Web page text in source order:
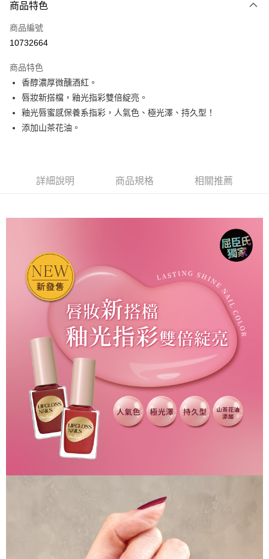
信用卡一次付款
超商取貨付款
Apple Pay
街口支付
悠遊付
黑貓宅急便
每筆NT$100，滿NT$699(含以上)免運費
商品特色
商品編號
10732664
商品特色
香醇濃厚微醺酒紅。
唇妝新搭檔，釉光指彩雙倍綻亮。
釉光唇蜜感保養系指彩，人氣色、極光澤、持久型！
添加山茶花油。
詳細說明 商品規格 相關推薦